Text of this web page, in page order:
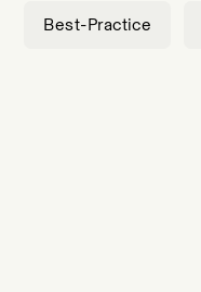
Best-Practice